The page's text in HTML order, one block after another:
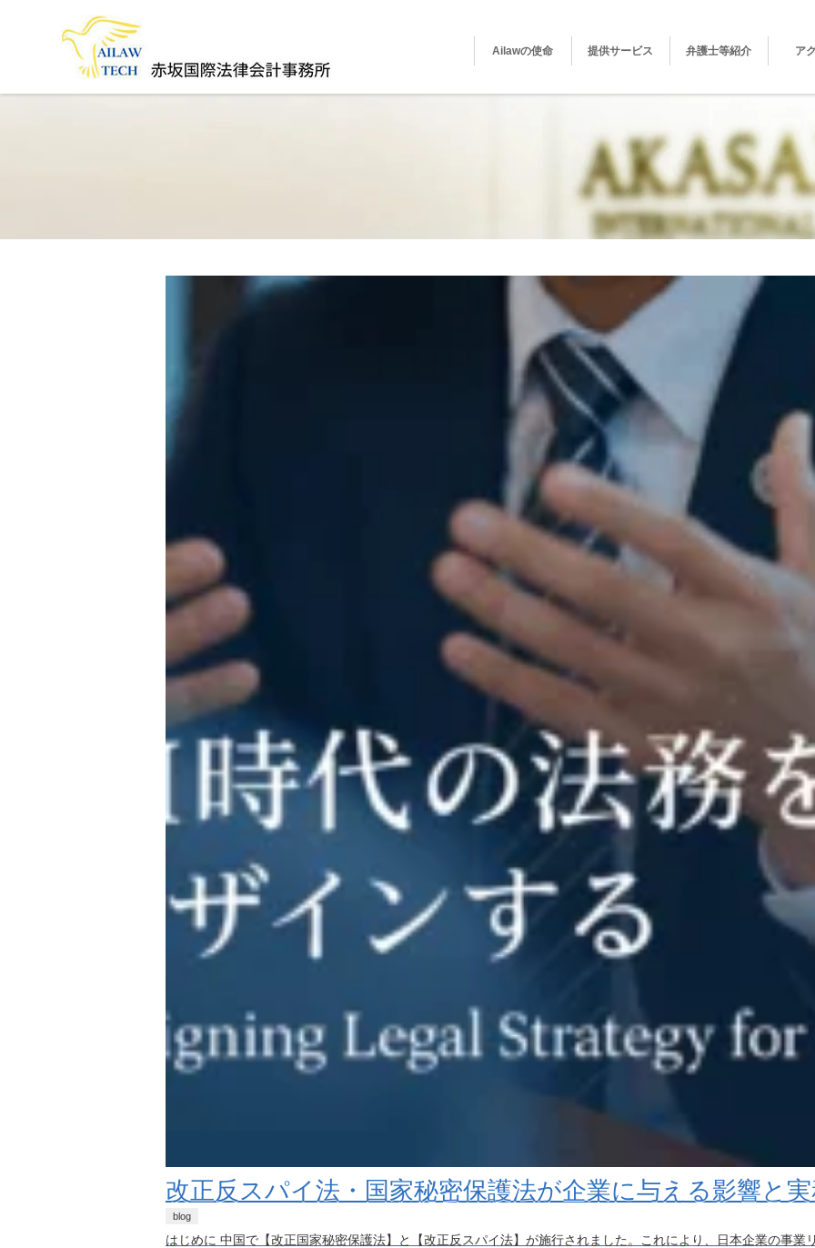
Ailawの使命 提供サービス 弁護士等紹介 ア
改正反スパイ法・国家秘密保護法が企業に与える影響と実
blog
はじめに 中国で【改正国家秘密保護法】と【改正反スパイ法】が施行されました。これにより、日本企業の事業